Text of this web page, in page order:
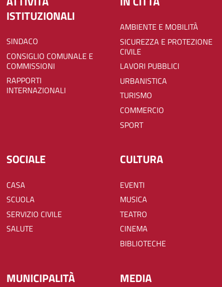
ISTITUZIONALI
SINDACO
CONSIGLIO COMUNALE E
COMMISSIONI
RAPPORTI
INTERNAZIONALI
AMBIENTE E MOBILITÀ
SICUREZZA E PROTEZIONE
CIVILE
LAVORI PUBBLICI
URBANISTICA
TURISMO
COMMERCIO
SPORT
SOCIALE
CASA
SCUOLA
SERVIZIO CIVILE
SALUTE
CULTURA
EVENTI
MUSICA
TEATRO
CINEMA
BIBLIOTECHE
MUNICIPALITÀ MEDIA